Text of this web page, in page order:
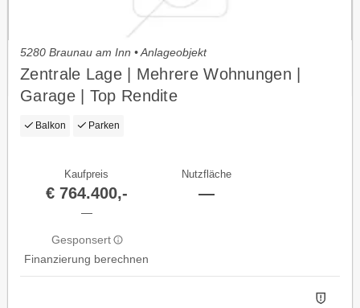
5280 Braunau am Inn • Anlageobjekt
Zentrale Lage | Mehrere Wohnungen |
Garage | Top Rendite
Balkon Parken
Kaufpreis
€ 764.400,-
—
Gesponsert
Finanzierung berechnen
Nutzfläche
—